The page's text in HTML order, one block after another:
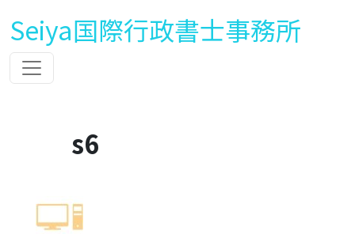
Seiya国際行政書士事務所
s6